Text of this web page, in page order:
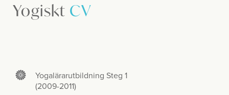
Yogiskt CV
Yogalärarutbildning Steg 1
(2009-2011)